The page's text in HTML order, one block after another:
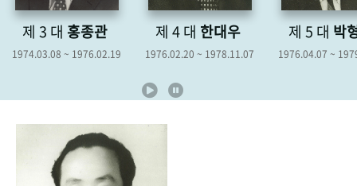
50+1주년 기념
성과 50선 숫자로 보는 50년 50 +1주년 광장
세계와 함께 한 KIHASA
제 3 대 홍종관
1974.03.08 ~ 1976.02.19
제 4 대 한대우
1976.02.20 ~ 1978.11.07
제 5 대 박
1976.04.07 ~